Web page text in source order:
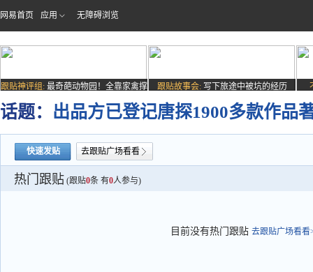
网易首页 应用 无障碍浏览
跟贴神评组: 最奇葩动物园！全靠家禽撑
场子
跟贴故事会: 写下旅途中被坑的经历
话题： 出品方已登记唐探1900多款作品
快速发贴 去跟贴广场看看
热门跟贴 (跟贴0条 有0人参与)
目前没有热门跟贴 去跟贴广场看看